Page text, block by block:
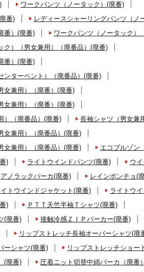
ワークパンツ（ノータック）(廃番)
番)
レディースシャーリングパンツ（ノ
番）(廃番)
ワークパンツ（ノータック）
ク）（男女兼用）（廃番品）(廃番)
番）(廃番)
ンターベント）（廃番品）(廃番)
女兼用）（廃番）(廃番)
女兼用）（廃番）(廃番)
）（廃番品）(廃番)
長袖シャツ（男女兼
女兼用）（廃番品）(廃番)
女兼用）（廃番品）(廃番)
エコブルゾン
)
ライトウインドパンツ(廃番)
ウ
アノラックパーカ(廃番) レインポンチョ(
トウインドジャケット(廃番)
ライトウ
)
ＰＴＴ天竺半袖Ｔシャツ(廃番)
(廃番)
接触冷感ＺＩＰパーカー(廃番)
リップストレッチ長袖オーバーシャツ(廃
ーシャツ(廃番)
リップストレッチショー
(廃番)
圧着ニット切替中綿パーカ（廃番